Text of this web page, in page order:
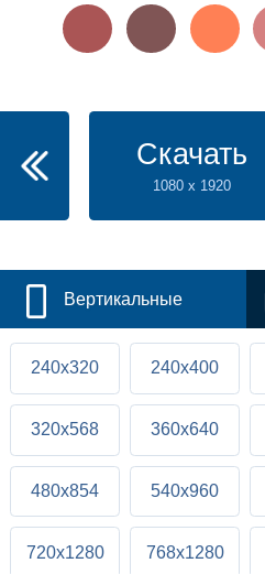
Скачать
1080 x 1920
Вертикальные
240x320 240x400
320x568 360x640
480x854 540x960
720x1280 768x1280